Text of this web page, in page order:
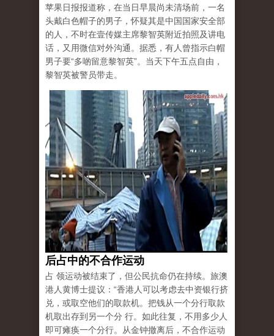
苹果日报报道称，在当日早晨尚未清场前，一名
头戴白色帽子的男子，怀疑其是中国国家安全部
的人，不时在壹传媒主席黎智英附近拍照及讲电
话，又用微信对外沟通。据悉，有人曾指示白帽
男子要“多啲留意黎智英”。当天下午五点自由，
黎智英被警员带走。
后占中的不合作运动
占 领运动被结束了，但公民抗命仍在持续。旅澳
港人黄博士提议：“香港人可以考虑去中资银行挤
兑，或取空他们的取款机。把钱从一个分行取款
机取出存到另一个分 行。如此往复，不用多少人
即可瘫痪一个分行。从金钟撤离后，不合作运动